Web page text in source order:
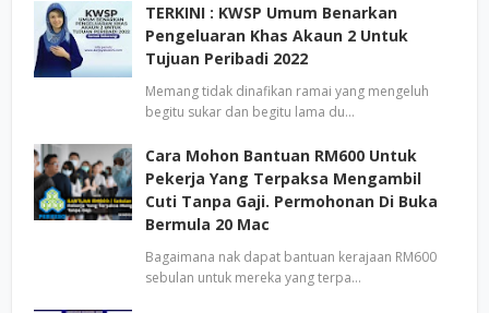
TERKINI : KWSP Umum Benarkan
Pengeluaran Khas Akaun 2 Untuk
Tujuan Peribadi 2022
Memang tidak dinafikan ramai yang mengeluh
begitu sukar dan begitu lama du…
Cara Mohon Bantuan RM600 Untuk
Pekerja Yang Terpaksa Mengambil
Cuti Tanpa Gaji. Permohonan Di Buka
Bermula 20 Mac
Bagaimana nak dapat bantuan kerajaan RM600
sebulan untuk mereka yang terpa…